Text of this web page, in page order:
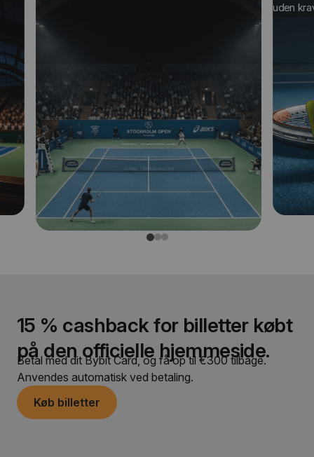
uden
15 % cashback for billetter købt
på den officielle hjemmeside.
Betal med dit Bybit Card, og få op til €300 tilbage.
Anvendes automatisk ved betaling.
Køb billetter